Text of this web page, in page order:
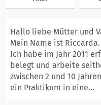
Hallo liebe Mütter und
Mein Name ist Riccarda.
Ich habe im Jahr 2011
belegt und arbeite
zwischen 2 und 10
ein Praktikum in eine...